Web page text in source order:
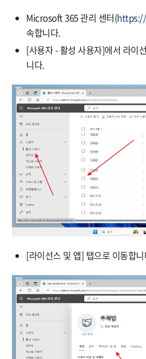
Microsoft 365 관리 센터(
속합니다.
[사용자 - 활성 사용자]에서 라이
니다.
[라이선스 및 앱] 탭으로 이동합니